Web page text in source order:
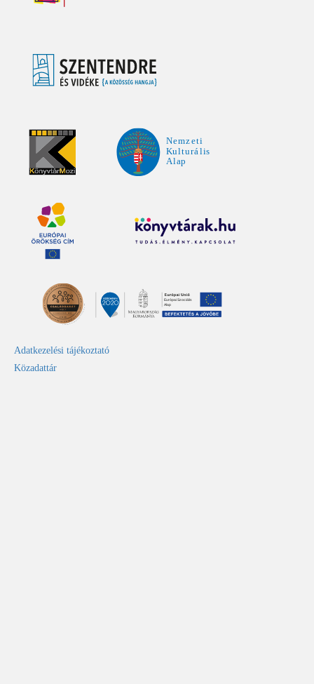
Adatkezelési tájékoztató
Közadattár